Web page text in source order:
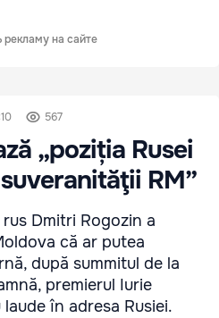
рекламу на сайте
567
„poziția Rusei
RM”
Dmitri Rogozin a
că ar putea
după summitul de la
premierul Iurie
în adresa Rusiei.